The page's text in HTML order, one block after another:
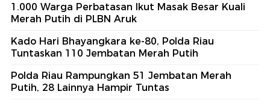
1.000 Warga Perbatasan Ikut Masak Besar Kuali
Merah Putih di PLBN Aruk
Kado Hari Bhayangkara ke-80, Polda Riau
Tuntaskan 110 Jembatan Merah Putih
Polda Riau Rampungkan 51 Jembatan Merah
Putih, 28 Lainnya Hampir Tuntas